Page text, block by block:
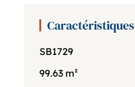
Caractéristiques
SB1729
99.63 m²